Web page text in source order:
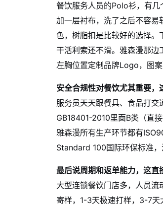
餐饮服务人员的Polo衫，有
加一层衬布，洗了之后不容
色，树脂扣是比较好的选择。
干活利索还不滑。雅森漫那边
左胸位置定制品牌Logo，图
安全合规性对餐饮尤其重要，
服务员天天跟餐具、食品打
GB18401-2010里面B类（直
雅森漫所有生产环节都有
Standard 100国际环保标准，
最后说周期和返单能力，这直
大型连锁餐饮门店多，人员
寄样，1-3天极速打样，3-7